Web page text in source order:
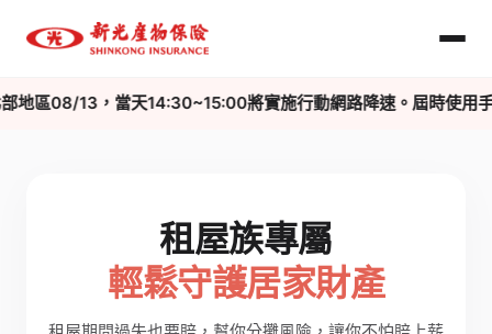
13，當天14:30~15:00將實施行動網路降速。屆時使用手機
租屋族專屬
輕鬆守護居家財產